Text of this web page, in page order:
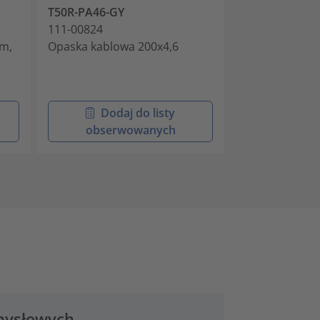
T50R-PA46-GY
111-00824
Opaska kablowa 200x4,6
Dodaj do listy
obserwowanych